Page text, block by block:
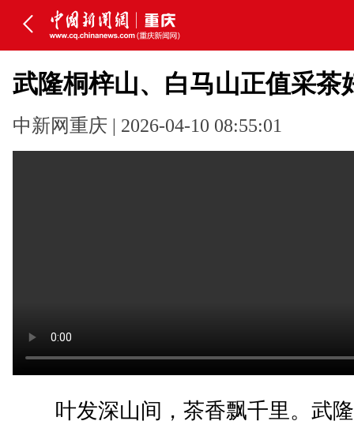
武隆桐梓山、白马山正值采茶
中新网重庆 | 2026-04-10 08:55:01
叶发深山间，茶香飘千里。武隆